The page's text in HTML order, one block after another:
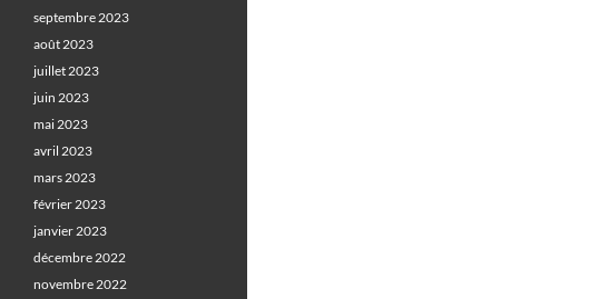
septembre 2023
août 2023
juillet 2023
juin 2023
mai 2023
avril 2023
mars 2023
février 2023
janvier 2023
décembre 2022
novembre 2022